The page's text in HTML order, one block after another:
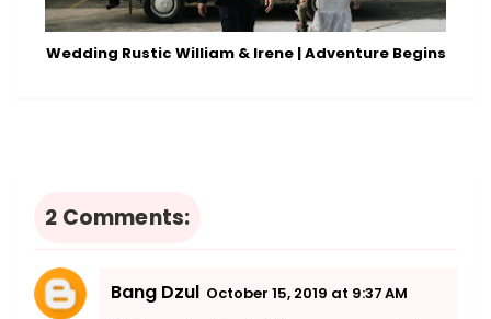
Wedding Rustic William & Irene | Adventure Begins
2 Comments:
Bang Dzul October 15, 2019 at 9:37 AM